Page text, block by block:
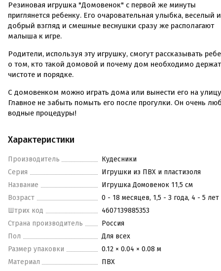
Резиновая игрушка "Домовенок" с первой же минуты
приглянется ребенку. Его очаровательная улыбка, веселый и
добрый взгляд и смешные веснушки сразу же располагают
малыша к игре.
Родители, используя эту игрушку, смогут рассказывать
о том, кто такой домовой и почему дом необходимо
чистоте и порядке.
С домовенком можно играть дома или вынести его на
Главное не забыть помыть его после прогулки. Он очень
водные процедуры!
Характеристики
Производитель
Кудесники
Серия
Игрушки из ПВХ и пластизоля
Название
Игрушка Домовенок 11,5 см
Возраст
0 - 18 месяцев, 1,5 - 3 года, 4 - 5 лет
Штрих код
4607139885353
Страна производитель
Россия
Пол
Для всех
Размер упаковки
0.12 × 0.04 × 0.08 м
Материал
ПВХ